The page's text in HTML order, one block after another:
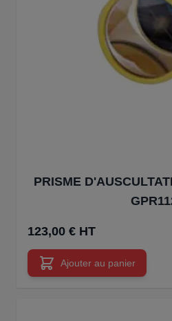
PRISME
123,00 € HT
Ajouter au panier